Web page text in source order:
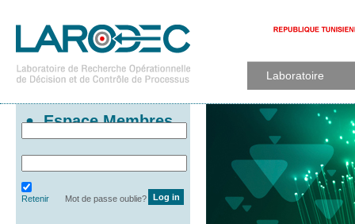
Laboratoire
Espace Membres
Retenir Mot de passe oublie?